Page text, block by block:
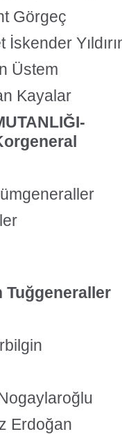
Görgeç
Üstem
Kayalar
Tuğgeneraller
Erdoğan